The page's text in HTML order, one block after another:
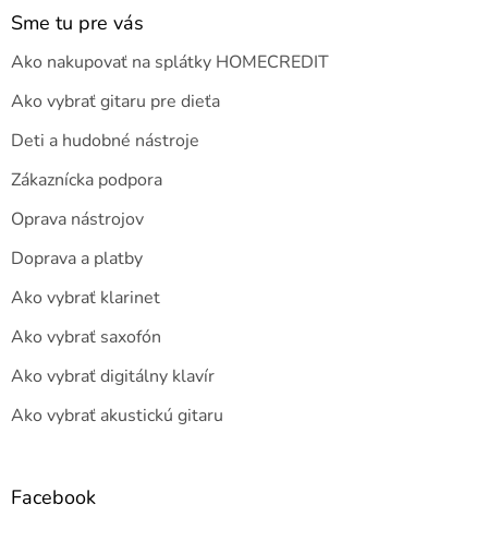
Sme tu pre vás
Ako nakupovať na splátky HOMECREDIT
Ako vybrať gitaru pre dieťa
Deti a hudobné nástroje
Zákaznícka podpora
Oprava nástrojov
Doprava a platby
Ako vybrať klarinet
Ako vybrať saxofón
Ako vybrať digitálny klavír
Ako vybrať akustickú gitaru
Facebook